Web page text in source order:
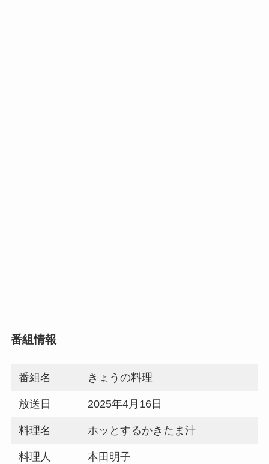
番組情報
番組名 きょうの料理
放送日 2025年4月16日
料理名 ホッとするかきたま汁
料理人 本田明子